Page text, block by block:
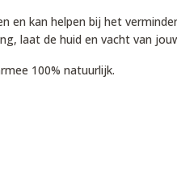
en kan helpen bij het
laat de huid en vacht van
100% natuurlijk.